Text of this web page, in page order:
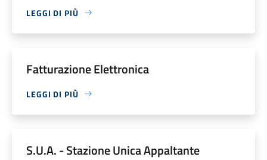
LEGGI DI PIÙ
Fatturazione Elettronica
LEGGI DI PIÙ
S.U.A. - Stazione Unica Appaltante